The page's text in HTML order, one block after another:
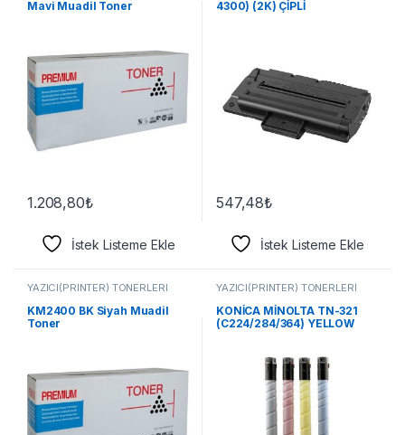
Mavi Muadil Toner
1.208,80₺
İstek Listeme Ekle
4300) (2K) ÇİPLİ
547,48₺
İstek Listeme Ekle
YAZICI(PRİNTER) TONERLERİ
KM2400 BK Siyah Muadil
Toner
YAZICI(PRİNTER) TONERLERİ
KONİCA MİNOLTA TN-321
(C224/284/364) YELLOW